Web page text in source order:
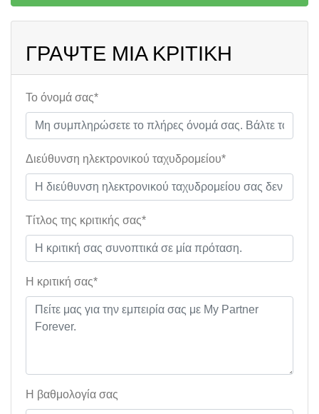
ΓΡΆΨΤΕ ΜΙΑ ΚΡΙΤΙΚΉ
Το όνομά σας*
Διεύθυνση ηλεκτρονικού ταχυδρομείου*
Τίτλος της κριτικής σας*
Η κριτική σας*
Η βαθμολογία σας